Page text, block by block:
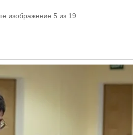
изображение 5 из 19